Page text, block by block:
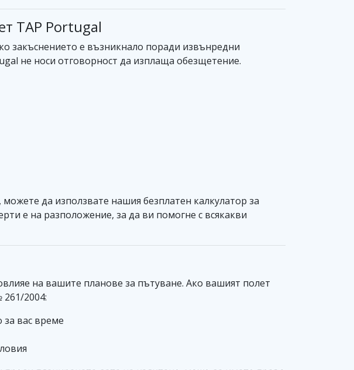
TAP Portugal
закъснението е възникнало поради извънредни
не носи отговорност да изплаща обезщетение.
да използвате нашия безплатен калкулатор за
е на разположение, за да ви помогне с всякакви
на вашите планове за пътуване. Ако вашият полет
2004:
вас време